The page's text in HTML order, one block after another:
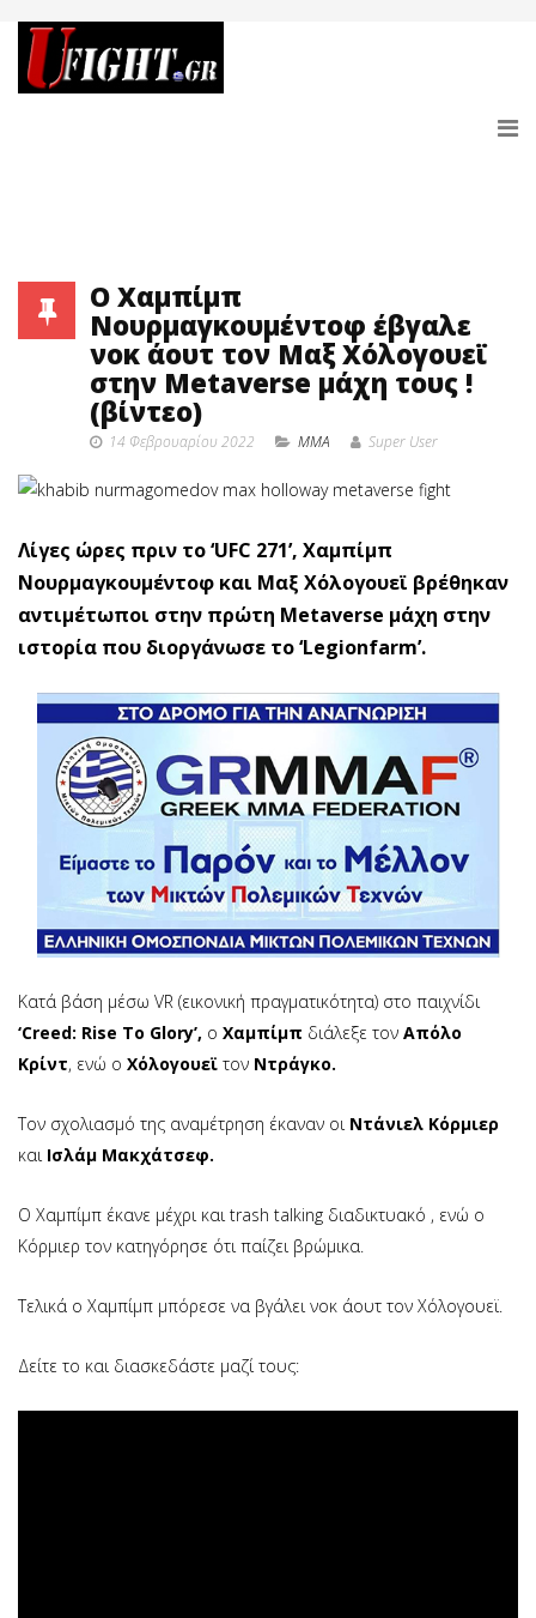
O Χαμπίμπ
Νουρμαγκουμέντοφ έβγαλε
νοκ άουτ τον Μαξ Χόλογουεϊ
στην Metaverse μάχη τους !
(βίντεο)
14 Φεβρουαρίου 2022 MMA Super User
Λίγες ώρες πριν το ‘UFC 271’, Χαμπίμπ
Νουρμαγκουμέντοφ και Μαξ Χόλογουεϊ βρέθηκαν
αντιμέτωποι στην πρώτη Metaverse μάχη στην
ιστορία που διοργάνωσε το ‘Legionfarm’.
Κατά βάση μέσω VR (εικονική πραγματικότητα) στο παιχνίδι
‘Creed: Rise To Glory’, ο Χαμπίμπ διάλεξε τον Απόλο
Κρίντ, ενώ ο Χόλογουεϊ τον Ντράγκο.
Τον σχολιασμό της αναμέτρηση έκαναν οι Ντάνιελ Κόρμιερ
και Ισλάμ Μακχάτσεφ.
Ο Χαμπίμπ έκανε μέχρι και trash talking διαδικτυακό , ενώ ο
Κόρμιερ τον κατηγόρησε ότι παίζει βρώμικα.
Τελικά ο Χαμπίμπ μπόρεσε να βγάλει νοκ άουτ τον Χόλογουεϊ.
Δείτε το και διασκεδάστε μαζί τους: